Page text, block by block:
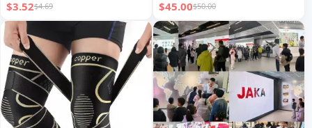
$3.52$4.69 $45.00$50.00